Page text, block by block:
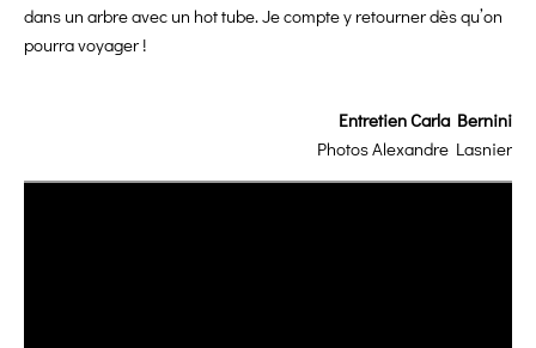
dans un arbre avec un hot tube. Je compte y retourner dès qu’on
pourra voyager !
Entretien Carla Bernini
PhotosAlexandre Lasnier